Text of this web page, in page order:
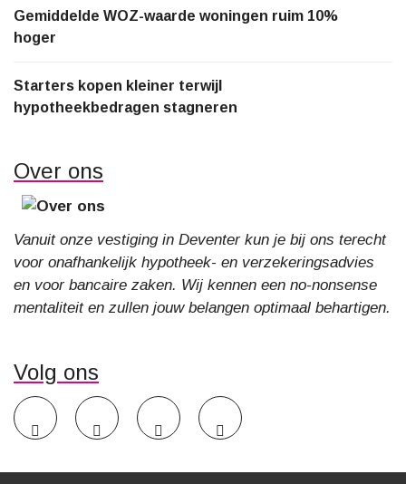
Gemiddelde WOZ-waarde woningen ruim 10%
hoger
Starters kopen kleiner terwijl
hypotheekbedragen stagneren
Over ons
Vanuit onze vestiging in Deventer kun je bij ons terecht
voor onafhankelijk hypotheek- en verzekeringsadvies
en voor bancaire zaken. Wij kennen een no-nonsense
mentaliteit en zullen jouw belangen optimaal behartigen.
Volg ons